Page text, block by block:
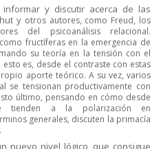
y discutir acerca de las
y otros autores, como Freud, los
del psicoanálisis relacional.
fructíferas en la emergencia de
su teoría en la tensión con el
es, desde el contraste con estas
aporte teórico. A su vez, varios
se tensionan productivamente con
último, pensando en cómo desde
tienden a la polarización en
generales, discuten la primacía
nuevo nivel lógico, que consigue